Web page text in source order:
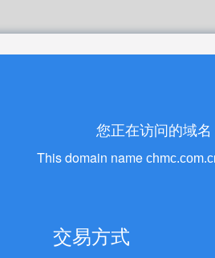
您正在访问的域名
This domain name
交易方式